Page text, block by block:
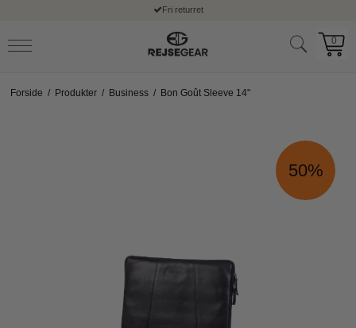
Fri returret
0
Forside / Produkter / Business / Bon Goût Sleeve 14"
50%